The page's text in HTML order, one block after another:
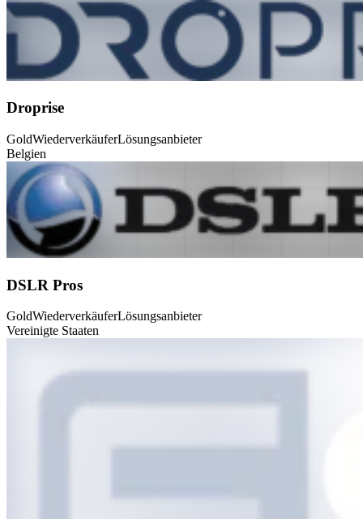
Droprise
GoldWiederverkäuferLösungsanbieter
Belgien
DSLR Pros
GoldWiederverkäuferLösungsanbieter
Vereinigte Staaten